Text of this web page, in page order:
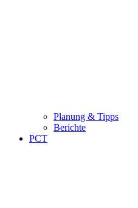
Planung & Tipps
Berichte
PCT